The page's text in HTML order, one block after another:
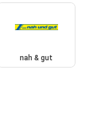
nah & gut